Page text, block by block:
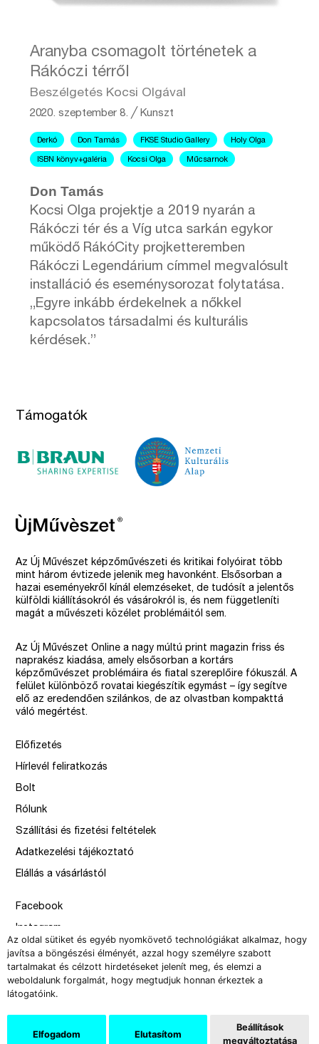
Az oldal sütiket és egyéb nyomkövető technológiákat alkalmaz, hogy
javítsa a böngészési élményét, azzal hogy személyre szabott
tartalmakat és célzott hirdetéseket jelenít meg, és elemzi a
weboldalunk forgalmát, hogy megtudjuk honnan érkeztek a
látogatóink.
Elfogadom Elutasítom
Beállítások
megváltoztatása
Aranyba csomagolt történetek a
Rákóczi térről
Beszélgetés Kocsi Olgával
2020. szeptember 8. ╱ Kunszt
Derkó Don Tamás FKSE Studio Gallery Holy Olga
ISBN könyv+galéria Kocsi Olga Műcsarnok
Don Tamás
Kocsi Olga projektje a 2019 nyarán a
Rákóczi tér és a Víg utca sarkán egykor
működő RákóCity projketteremben
Rákóczi Legendárium címmel megvalósult
installáció és eseménysorozat folytatása.
„Egyre inkább érdekelnek a nőkkel
kapcsolatos társadalmi és kulturális
kérdések.”
Támogatók
Az Új Művészet képzőművészeti és kritikai folyóirat több
mint három évtizede jelenik meg havonként. Elsősorban a
hazai eseményekről kínál elemzéseket, de tudósít a jelentős
külföldi kiállításokról és vásárokról is, és nem függetleníti
magát a művészeti közélet problémáitól sem.
Az Új Művészet Online a nagy múltú print magazin friss és
naprakész kiadása, amely elsősorban a kortárs
képzőművészet problémáira és fiatal szereplőire fókuszál. A
felület különböző rovatai kiegészítik egymást – így segítve
elő az eredendően szilánkos, de az olvastban kompakttá
váló megértést.
Előfizetés
Hírlevél feliratkozás
Bolt
Rólunk
Szállítási és fizetési feltételek
Adatkezelési tájékoztató
Elállás a vásárlástól
Facebook
Instagram
Issue
–
design by Solymosi Mór, Sirbik Attila
webbyzolka